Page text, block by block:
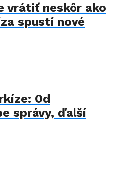
vrátiť neskôr ako
spustí nové
Od
správy, ďalší